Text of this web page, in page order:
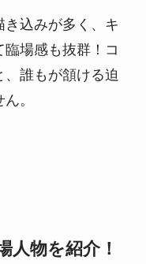
き込みが多く、キ
場感も抜群！コ
誰もが頷ける迫
。
人物を紹介！